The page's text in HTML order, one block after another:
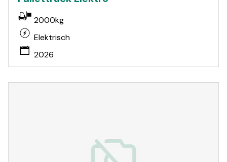
2000kg
Elektrisch
2026